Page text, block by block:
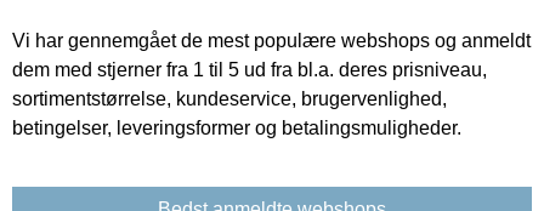
Vi har gennemgået de mest populære webshops og anmeldt
dem med stjerner fra 1 til 5 ud fra bl.a. deres prisniveau,
sortimentstørrelse, kundeservice, brugervenlighed,
betingelser, leveringsformer og betalingsmuligheder.